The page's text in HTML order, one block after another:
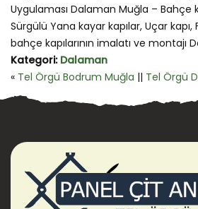
Uygulaması Dalaman Muğla – Bahçe
Sürgülü Yana kayar kapılar, Uçar kapı,
bahçe kapılarının imalatı ve montajı
Kategori: Dalaman
« Tel Örgü Bodrum Muğla || Tel Örgü